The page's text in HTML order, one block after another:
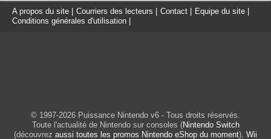
A propos du site Courriers des lecteurs Contact Equipe du site
Conditions générales d'utilisation
© 1997-2026 Puissance Nintendo v6 - Tous droits réservés.
Toute l'actualité de Nintendo sur consoles (Nintendo Switch
(découvrez aussi toutes les promos Nintendo eShop du moment), Wii